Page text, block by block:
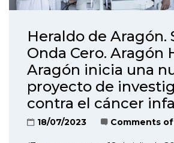
Heraldo de Aragón.
Onda Cero. Aragón
Aragón inicia una
proyecto de
contra el cáncer
18/07/2023 Comments